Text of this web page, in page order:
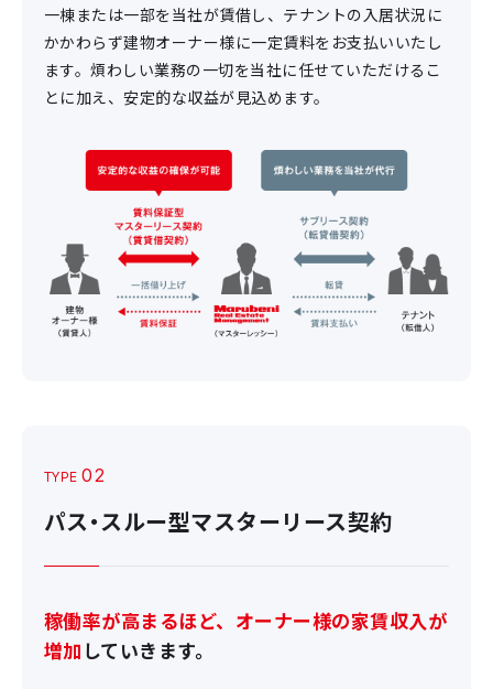
一棟または一部を当社が賃借し、テナントの入居状況に
かかわらず建物オーナー様に一定賃料をお支払いいたし
ます。煩わしい業務の一切を当社に任せていただけるこ
とに加え、安定的な収益が見込めます。
TYPE02
パス・スルー型マスターリース契約
稼働率が高まるほど、オーナー様の家賃収入が
増加 していきます。